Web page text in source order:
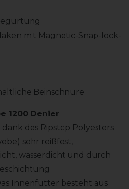
mit Magnetic-Snap-lock-
Beinschnüre
1200 Denier
des Ripstop Polyesters
sehr reißfest,
wasserdicht und durch
Innenfutter besteht aus